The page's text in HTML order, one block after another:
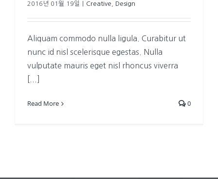
2016년 01월 19일 Creative Design
Aliquam commodo nulla ligula. Curabitur ut
nunc id nisl scelerisque egestas. Nulla
vulputate mauris eget nisl rhoncus viverra
Read More 0